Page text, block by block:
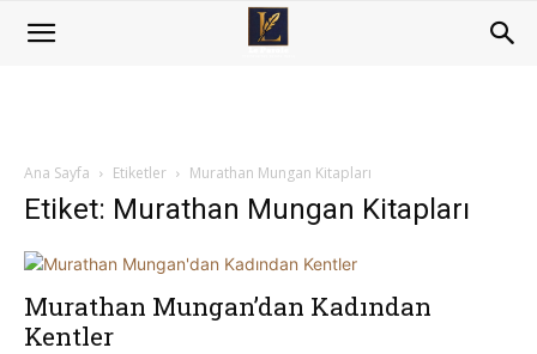
Ana Sayfa Etiketler Murathan Mungan Kitapları
Etiket: Murathan Mungan Kitapları
Murathan Mungan’dan Kadından
Kentler